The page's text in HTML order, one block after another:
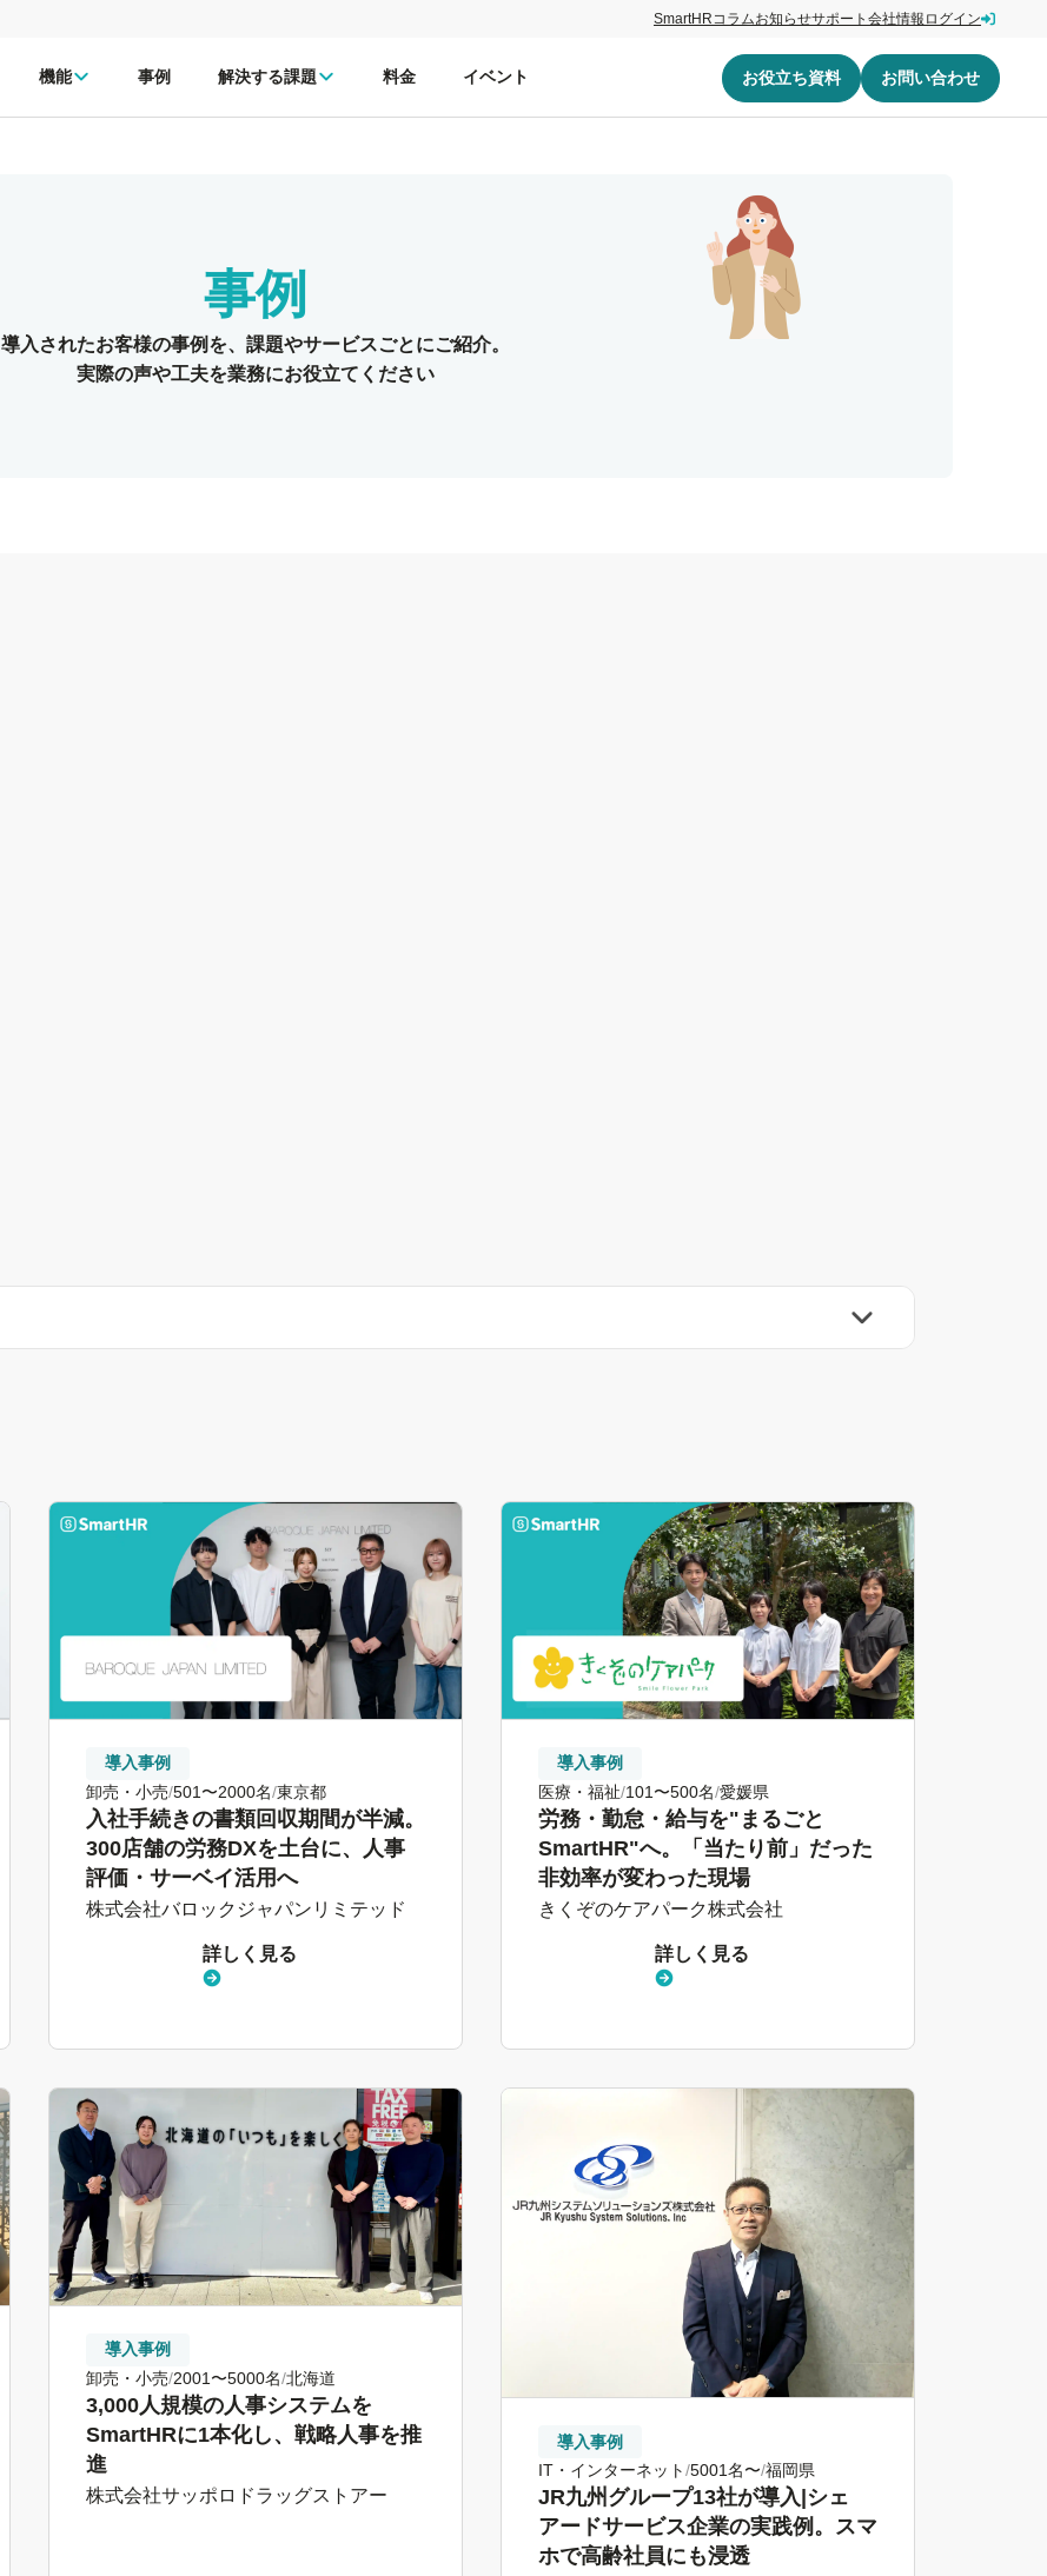
SmartHRコラムお知らせサポート 会社情報 ログイン
機能 事例 解決する課題 料金 イベント お役立ち資料 お問い合わせ
事例
導入されたお客様の事例を、 課題やサービスごとにご紹介。
実際の声や工夫を業務にお役立てください
導入事例
卸売・小売 501〜2000名 東京都
入社手続きの書類回収期間が半減。
300店舗の労務DXを土台に、人事
評価・サーベイ活用へ
株式会社バロックジャパンリミテッド
詳しく見る
導入事例
医療・福祉 101〜500名 愛媛県
労務・勤怠・給与を"まるごと
SmartHR"へ。「当たり前」だった
非効率が変わった現場
きくぞのケアパーク株式会社
詳しく見る
導入事例
卸売・小売 2001〜5000名 北海道
3,000人規模の人事システムを
SmartHRに1本化し、戦略人事を推
進
株式会社サッポロドラッグストアー
導入事例
IT・インターネット 5001名〜 福岡県
JR九州グループ13社が導入|シェ
アードサービス企業の実践例。スマ
ホで高齢社員にも浸透